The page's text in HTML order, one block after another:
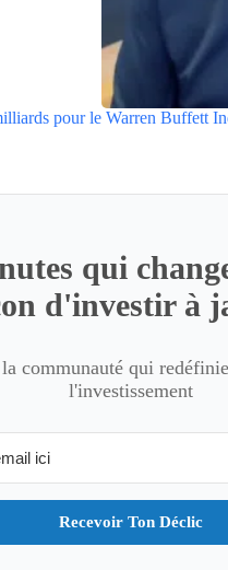
pour le Warren Buffett
qui
d'investir à
communauté qui
l'investissement
Recevoir Ton Déclic